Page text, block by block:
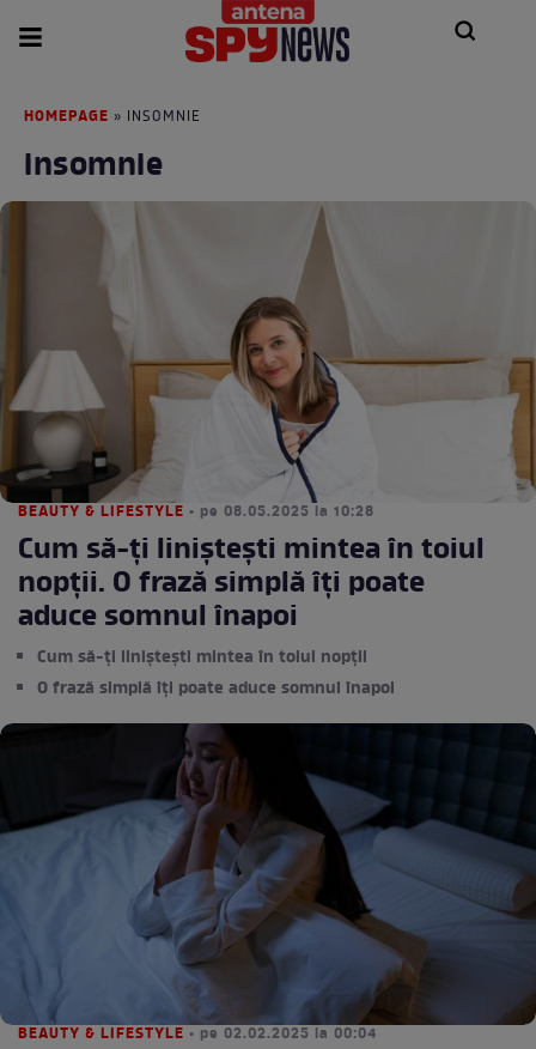
HOMEPAGE » INSOMNIE
insomnie
BEAUTY & LIFESTYLE • pe 08.05.2025 la 10:28
Cum să-ți liniștești mintea în toiul
nopții. O frază simplă îți poate
aduce somnul înapoi
Cum să-ți liniștești mintea în toiul nopții
O frază simplă îți poate aduce somnul înapoi
BEAUTY & LIFESTYLE • pe 02.02.2025 la 00:04